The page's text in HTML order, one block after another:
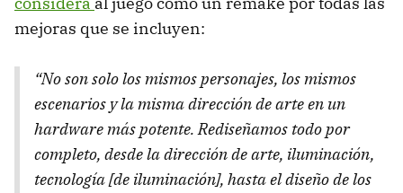
mejoras que se incluyen:
“No son solo los mismos personajes, los mismos
escenarios y la misma dirección de arte en un
hardware más potente. Rediseñamos todo por
completo, desde la dirección de arte, iluminación,
tecnología [de iluminación], hasta el diseño de los